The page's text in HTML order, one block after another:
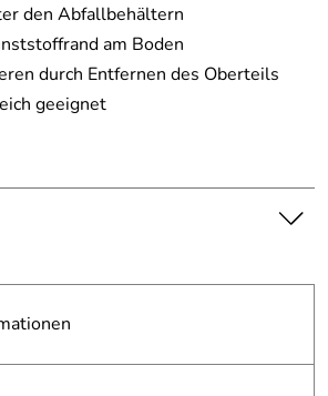
den Abfallbehältern
am Boden
durch Entfernen des Oberteils
geeignet
stellt keine verbindliche
beachten Sie die